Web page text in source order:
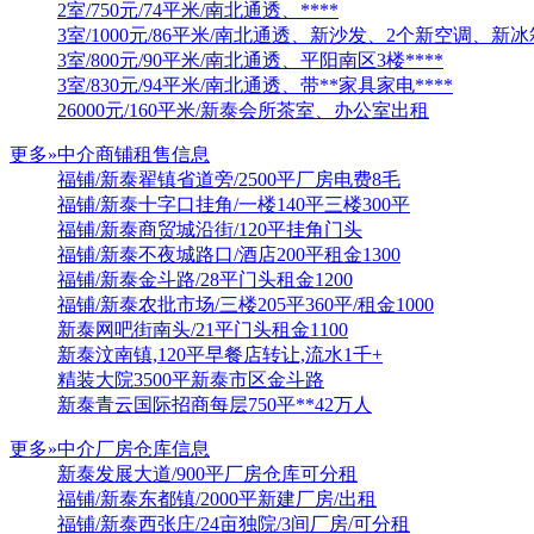
2室/750元/74平米/南北通透、****
3室/1000元/86平米/南北通透、新沙发、2个新空调、新冰
3室/800元/90平米/南北通透、平阳南区3楼****
3室/830元/94平米/南北通透、带**家具家电****
26000元/160平米/新泰会所茶室、办公室出租
更多»中介商铺租售信息
福铺/新泰翟镇省道旁/2500平厂房电费8毛
福铺/新泰十字口挂角/一楼140平三楼300平
福铺/新泰商贸城沿街/120平挂角门头
福铺/新泰不夜城路口/酒店200平租金1300
福铺/新泰金斗路/28平门头租金1200
福铺/新泰农批市场/三楼205平360平/租金1000
新泰网吧街南头/21平门头租金1100
新泰汶南镇,120平早餐店转让,流水1千+
精装大院3500平新泰市区金斗路
新泰青云国际招商每层750平**42万人
更多»中介厂房仓库信息
新泰发展大道/900平厂房仓库可分租
福铺/新泰东都镇/2000平新建厂房/出租
福铺/新泰西张庄/24亩独院/3间厂房/可分租